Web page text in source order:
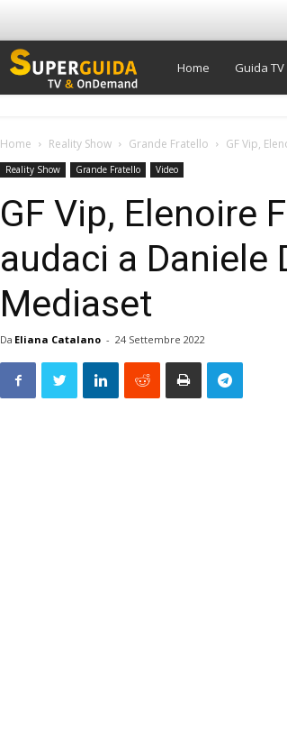
Super
TV
Home Guida TV
Home Reality Show Grande Fratello GF Vip,
Reality Show Grande Fratello Video
GF Vip, Elenoire
audaci a Daniele
Mediaset
Da Eliana Catalano - 24 Settembre 2022